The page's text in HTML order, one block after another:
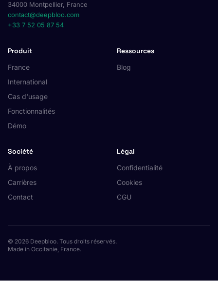
34000 Montpellier, France
contact@deepbloo.com
+33 7 52 05 87 54
Produit
France
International
Cas d'usage
Fonctionnalités
Démo
Ressources
Blog
Société
À propos
Carrières
Contact
Légal
Confidentialité
Cookies
CGU
© 2026 Deepbloo. Tous droits réservés.
Made in Occitanie, France.